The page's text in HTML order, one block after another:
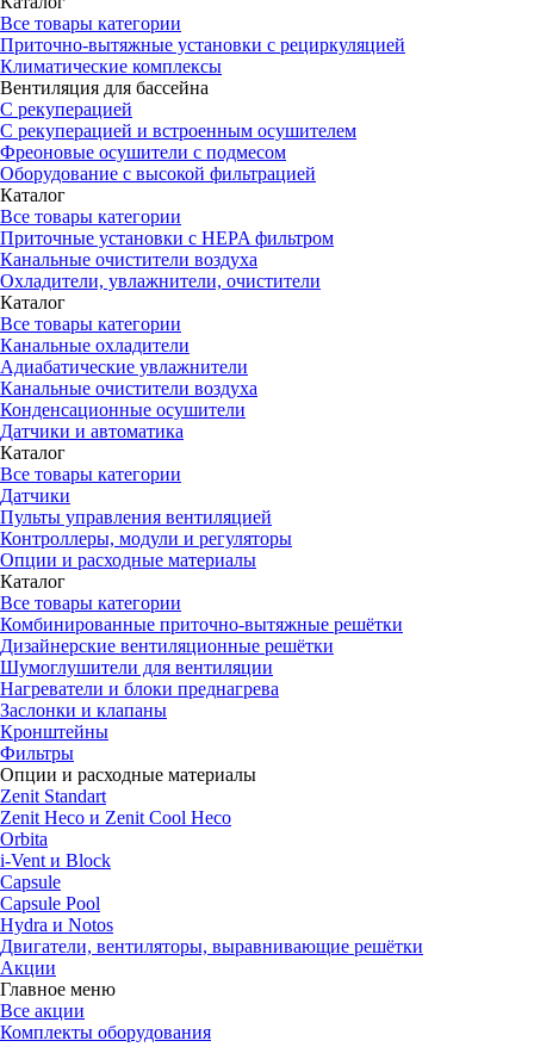
Все товары категории
Приточно-вытяжные установки с рециркуляцией
Климатические комплексы
Вентиляция для бассейна
С рекуперацией
С рекуперацией и встроенным осушителем
Фреоновые осушители с подмесом
Оборудование с высокой фильтрацией
Каталог
Все товары категории
Приточные установки c HEPA фильтром
Канальные очистители воздуха
Охладители, увлажнители, очистители
Каталог
Все товары категории
Канальные охладители
Адиабатические увлажнители
Канальные очистители воздуха
Конденсационные осушители
Датчики и автоматика
Каталог
Все товары категории
Датчики
Пульты управления вентиляцией
Контроллеры, модули и регуляторы
Опции и расходные материалы
Каталог
Все товары категории
Комбинированные приточно-вытяжные решётки
Дизайнерские вентиляционные решётки
Шумоглушители для вентиляции
Нагреватели и блоки преднагрева
Заслонки и клапаны
Кронштейны
Фильтры
Опции и расходные материалы
Zenit Standart
Zenit Heco и Zenit Cool Heco
Orbita
i-Vent и Block
Capsule
Capsule Pool
Hydra и Notos
Двигатели, вентиляторы, выравнивающие решётки
Акции
Главное меню
Все акции
Комплекты оборудования